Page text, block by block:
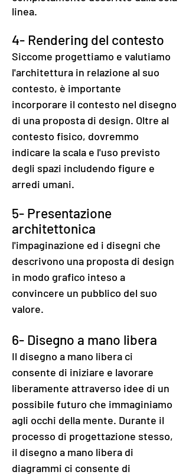
linea.
4- Rendering del contesto
Siccome progettiamo e valutiamo
l'architettura in relazione al suo
contesto, è importante
incorporare il contesto nel disegno
di una proposta di design. Oltre al
contesto fisico, dovremmo
indicare la scala e l'uso previsto
degli spazi includendo figure e
arredi umani.
5- Presentazione
architettonica
l'impaginazione ed i disegni che
descrivono una proposta di design
in modo grafico inteso a
convincere un pubblico del suo
valore.
6- Disegno a mano libera
Il disegno a mano libera ci
consente di iniziare e lavorare
liberamente attraverso idee di un
possibile futuro che immaginiamo
agli occhi della mente. Durante il
processo di progettazione stesso,
il disegno a mano libera di
diagrammi ci consente di